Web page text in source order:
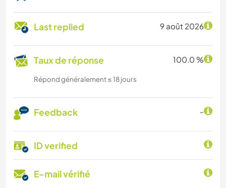
Last replied 9 août 2026
Taux de réponse 100.0 %
Répond généralement ≤ 18 jours
Feedback -
ID verified
E-mail vérifié